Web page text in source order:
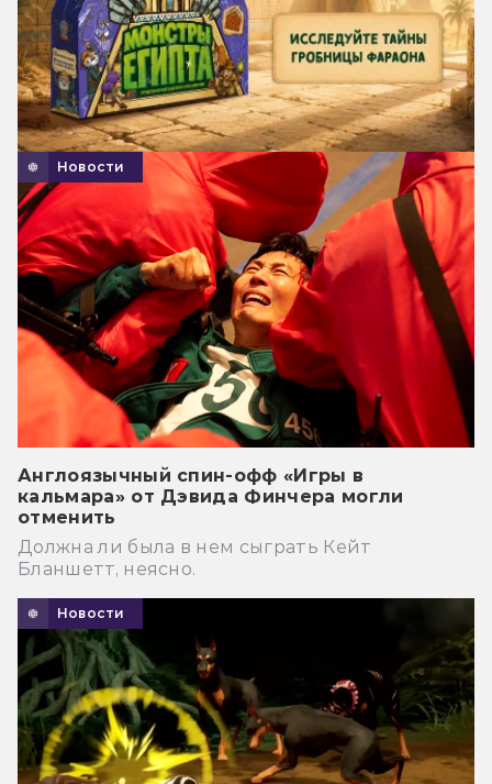
Новости
Англоязычный спин-офф «Игры в
кальмара» от Дэвида Финчера могли
отменить
Должна ли была в нем сыграть Кейт
Бланшетт, неясно.
Новости